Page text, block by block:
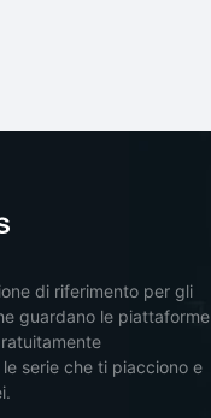
di riferimento per gli
guardano le piattaforme
serie che ti piacciono e